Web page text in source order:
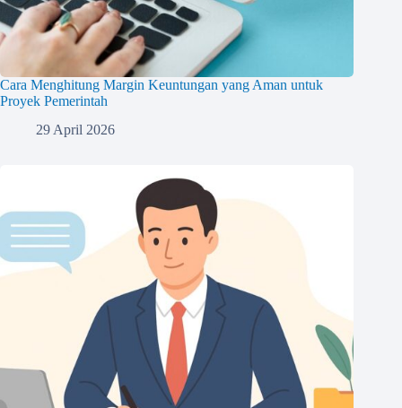
Cara Menghitung Margin Keuntungan yang Aman untuk
Proyek Pemerintah
29 April 2026